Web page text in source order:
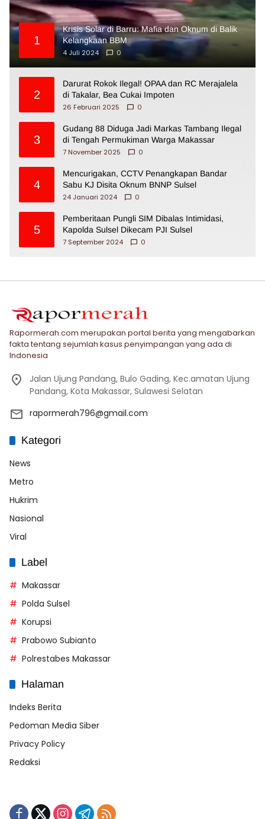
1
Krisis Solar di Barru: Mafia dan Oknum di Balik
Kelangkaan BBM
4 Juli 2024
0
2
Darurat Rokok Ilegal! OPAA dan RC Merajalela
di Takalar, Bea Cukai Impoten
26 Februari 2025
0
3
Gudang 88 Diduga Jadi Markas Tambang Ilegal
di Tengah Permukiman Warga Makassar
7 November 2025
0
4
Mencurigakan, CCTV Penangkapan Bandar
Sabu KJ Disita Oknum BNNP Sulsel
24 Januari 2024
0
5
Pemberitaan Pungli SIM Dibalas Intimidasi,
Kapolda Sulsel Dikecam PJI Sulsel
7 September 2024
0
Rapormerah.com merupakan portal berita yang mengabarkan
fakta tentang sejumlah kasus penyimpangan yang ada di
Indonesia
Jalan Ujung Pandang, Bulo Gading, Kec.amatan Ujung
Pandang, Kota Makassar, Sulawesi Selatan
rapormerah796@gmail.com
Kategori
News
Metro
Hukrim
Nasional
Viral
Label
Makassar
Polda Sulsel
Korupsi
Prabowo Subianto
Polrestabes Makassar
Halaman
Indeks Berita
Pedoman Media Siber
Privacy Policy
Redaksi